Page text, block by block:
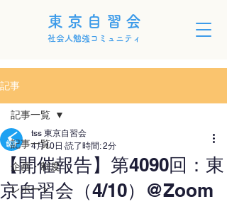
東京自習会
社会人勉強コミュニティ
記事
記事一覧
企画・制度
レポート
記事一覧
【開催報告】第4090回：東
京自習会（4/10）@Zoom
tss 東京自習会
4月10日 読了時間: 2分